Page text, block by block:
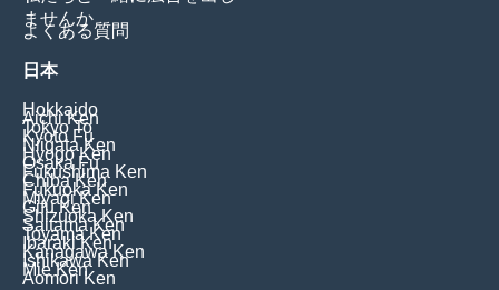
ませんか
よくある質問
日本
Hokkaido
Aichi Ken
Tokyo To
Kyoto Fu
Niigata Ken
Hyogo Ken
Osaka Fu
Fukushima Ken
Chiba Ken
Fukuoka Ken
Miyagi Ken
Gifu Ken
Shizuoka Ken
Saitama Ken
Toyama Ken
Ibaraki Ken
Kanagawa Ken
Ishikawa Ken
Mie Ken
Aomori Ken